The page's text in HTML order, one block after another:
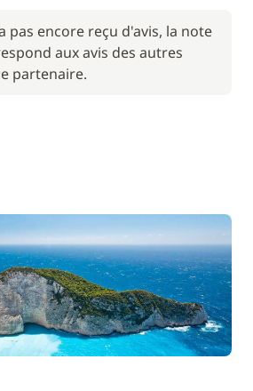
pas encore reçu d'avis, la note
aux avis des autres
partenaire.